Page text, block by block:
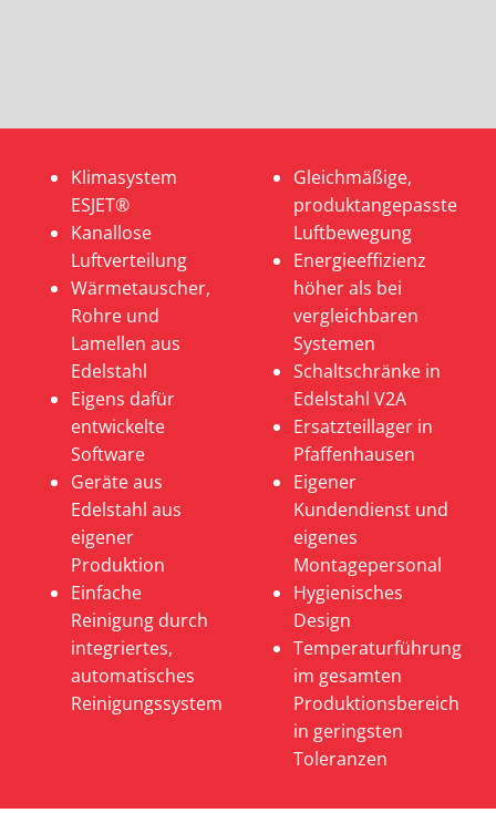
Klimasystem
ESJET®
Kanallose
Luftverteilung
Wärmetauscher,
Rohre und
Lamellen aus
Edelstahl
Eigens dafür
entwickelte
Software
Geräte aus
Edelstahl aus
eigener
Produktion
Einfache
Reinigung durch
integriertes,
automatisches
Reinigungssystem
Gleichmäßige,
produktangepasste
Luftbewegung
Energieeffizienz
höher als bei
vergleichbaren
Systemen
Schaltschränke in
Edelstahl V2A
Ersatzteillager in
Pfaffenhausen
Eigener
Kundendienst und
eigenes
Montagepersonal
Hygienisches
Design
Temperaturführung
im gesamten
Produktionsbereich
in geringsten
Toleranzen